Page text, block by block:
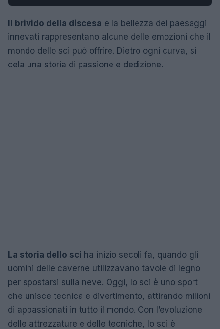
Il brivido della discesa e la bellezza dei paesaggi
innevati rappresentano alcune delle emozioni che il
mondo dello sci può offrire. Dietro ogni curva, si
cela una storia di passione e dedizione.
La storia dello sci ha inizio secoli fa, quando gli
uomini delle caverne utilizzavano tavole di legno
per spostarsi sulla neve. Oggi, lo sci è uno sport
che unisce tecnica e divertimento, attirando milioni
di appassionati in tutto il mondo. Con l’evoluzione
delle attrezzature e delle tecniche, lo sci è